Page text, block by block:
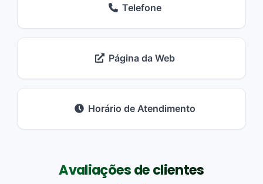
Telefone
Página da Web
Horário de Atendimento
Avaliações de clientes